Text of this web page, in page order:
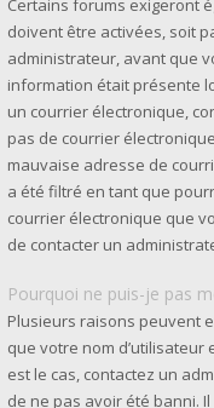
Certains forums exigeront
doivent être activées, soit
administrateur, avant que
information était présente
un courrier électronique,
pas de courrier
mauvaise adresse de
a été filtré en tant que
courrier électronique que
de contacter un
Pourquoi ne puis-je pas
Plusieurs raisons peuvent
que votre nom d’utilisateur
est le cas, contactez un
de ne pas avoir été banni.